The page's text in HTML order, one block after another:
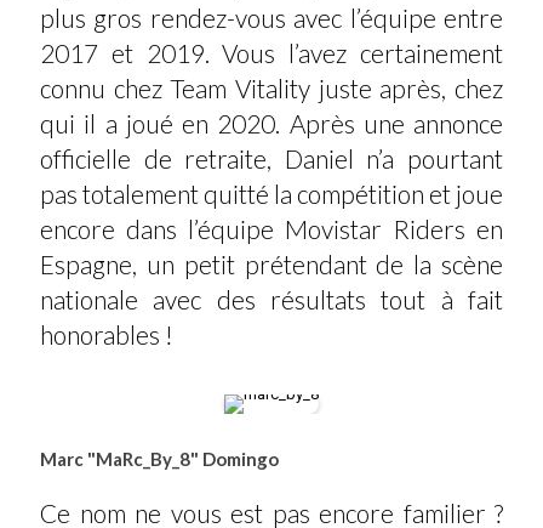
plus gros rendez-vous avec l’équipe entre
2017 et 2019. Vous l’avez certainement
connu chez Team Vitality juste après, chez
qui il a joué en 2020. Après une annonce
officielle de retraite, Daniel n’a pourtant
pas totalement quitté la compétition et joue
encore dans l’équipe Movistar Riders en
Espagne, un petit prétendant de la scène
nationale avec des résultats tout à fait
honorables !
Marc "MaRc_By_8" Domingo
Ce nom ne vous est pas encore familier ?